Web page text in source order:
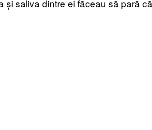
și saliva dintre ei făceau să pară